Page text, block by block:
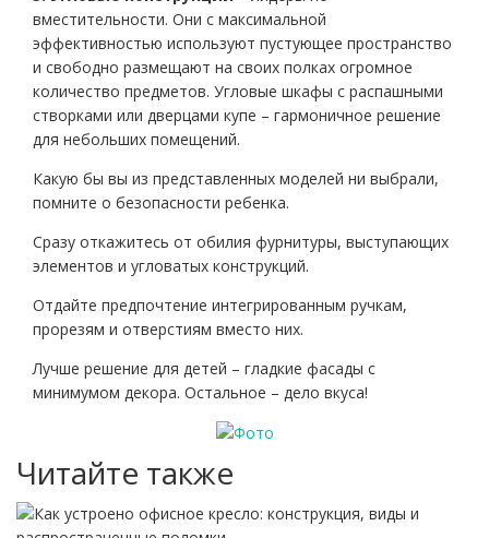
вместительности. Они с максимальной
эффективностью используют пустующее пространство
и свободно размещают на своих полках огромное
количество предметов. Угловые шкафы с распашными
створками или дверцами купе – гармоничное решение
для небольших помещений.
Какую бы вы из представленных моделей ни выбрали,
помните о безопасности ребенка.
Сразу откажитесь от обилия фурнитуры, выступающих
элементов и угловатых конструкций.
Отдайте предпочтение интегрированным ручкам,
прорезям и отверстиям вместо них.
Лучше решение для детей – гладкие фасады с
минимумом декора. Остальное – дело вкуса!
Читайте также